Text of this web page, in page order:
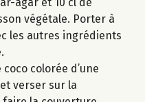
agar et 10 cl de
végétale. Porter à
les autres ingrédients
coco colorée d’une
verser sur la